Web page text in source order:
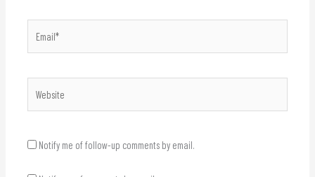
Notify me of follow-up comments by email.